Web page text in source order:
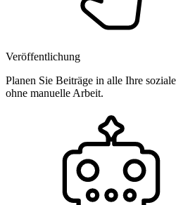
Veröffentlichung
Planen Sie Beiträge in alle Ihre
ohne manuelle Arbeit.